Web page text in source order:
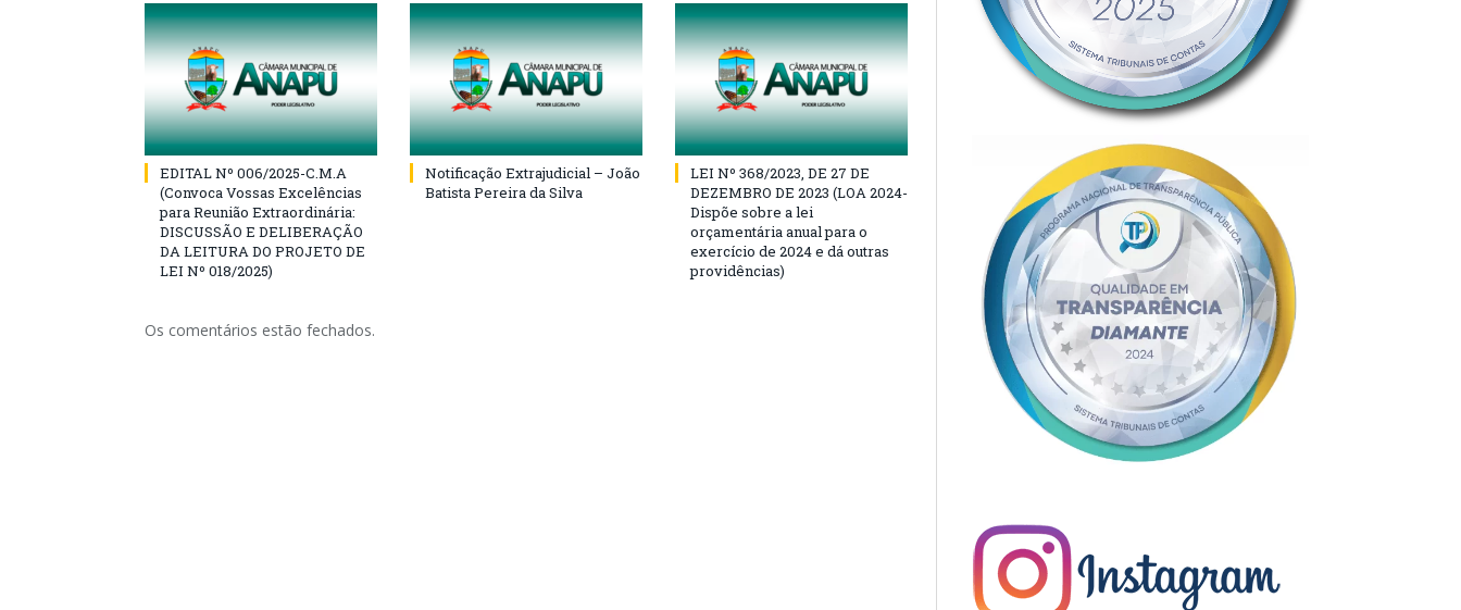
EDITAL Nº 006/2025-C.M.A
(Convoca Vossas Excelências
para Reunião Extraordinária:
DISCUSSÃO E DELIBERAÇÃO
DA LEITURA DO PROJETO DE
LEI Nº 018/2025)
Notificação Extrajudicial – João
Batista Pereira da Silva
LEI Nº 368/2023, DE 27 DE
DEZEMBRO DE 2023 (LOA 2024-
Dispõe sobre a lei
orçamentária anual para o
exercício de 2024 e dá outras
providências)
Os comentários estão fechados.